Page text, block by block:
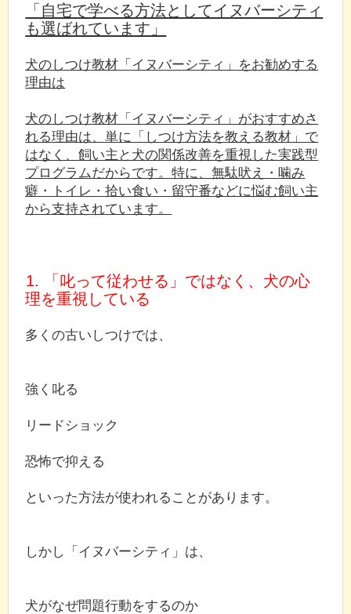
「自宅で学べる方法としてイヌバーシティ
も選ばれています」
犬のしつけ教材「イヌバーシティ」をお勧めする
理由は
犬のしつけ教材「イヌバーシティ」がおすすめさ
れる理由は、単に「しつけ方法を教える教材」で
はなく、飼い主と犬の関係改善を重視した実践型
プログラムだからです。特に、無駄吠え・噛み
癖・トイレ・拾い食い・留守番などに悩む飼い主
から支持されています。
1. 「叱って従わせる」ではなく、犬の心
理を重視している
多くの古いしつけでは、
強く叱る
リードショック
恐怖で抑える
といった方法が使われることがあります。
しかし「イヌバーシティ」は、
犬がなぜ問題行動をするのか